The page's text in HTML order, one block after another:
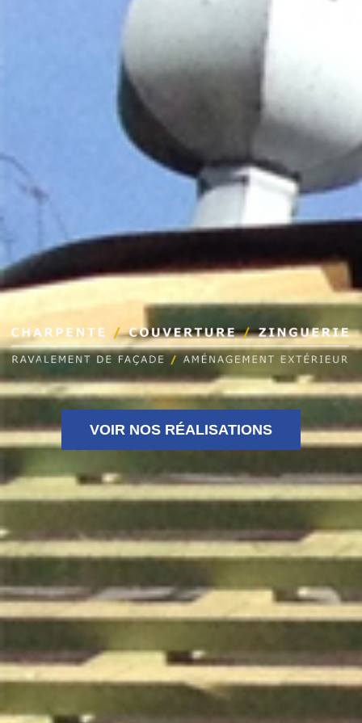
VOIR NOS RÉALISATIONS